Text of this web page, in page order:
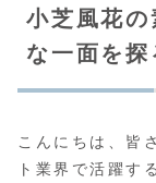
小芝風花の
な一面を探
こんにちは、皆
ト業界で活躍す